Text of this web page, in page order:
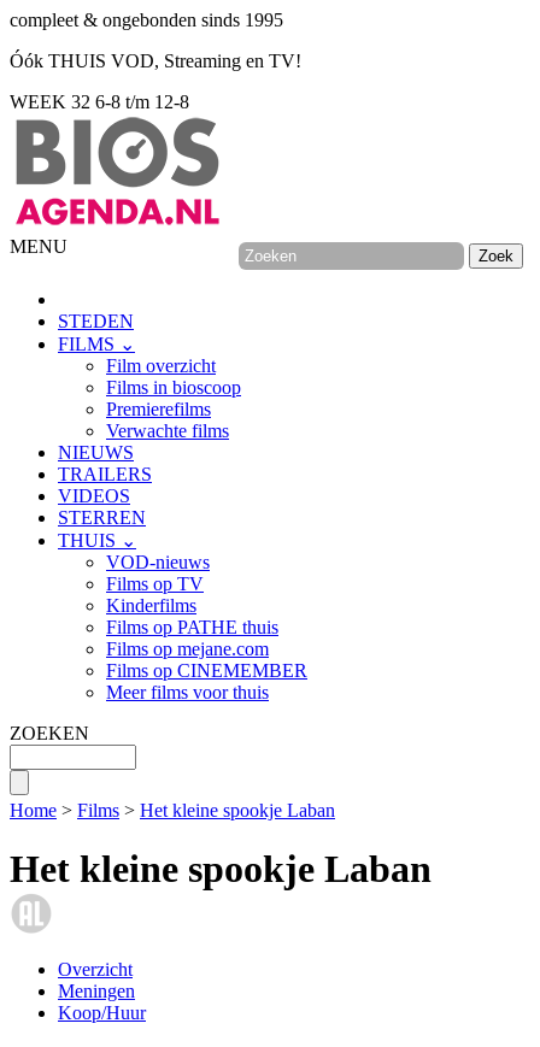
compleet & ongebonden sinds 1995
Óók THUIS VOD, Streaming en TV!
WEEK 32 6-8 t/m 12-8
MENU
STEDEN
FILMS ⌄
Film overzicht
Films in bioscoop
Premierefilms
Verwachte films
NIEUWS
TRAILERS
VIDEOS
STERREN
THUIS ⌄
VOD-nieuws
Films op TV
Kinderfilms
Films op PATHE thuis
Films op mejane.com
Films op CINEMEMBER
Meer films voor thuis
ZOEKEN
Home > Films > Het kleine spookje Laban
Het kleine spookje Laban
Overzicht
Meningen
Koop/Huur